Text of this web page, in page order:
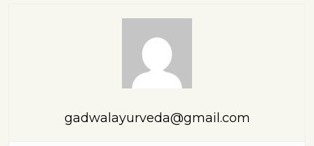
gadwalayurveda@gmail.com